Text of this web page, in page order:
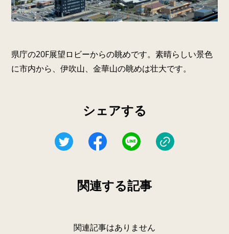
県庁の20F展望ロビーからの眺めです。素晴らしい景色
に市内から、伊吹山、金華山の眺めは壮大です。
シェアする
関連する記事
関連記事はありません